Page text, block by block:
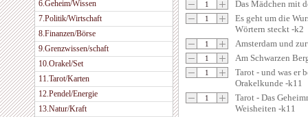
6.Geheim/Wissen
7.Politik/Wirtschaft
8.Finanzen/Börse
9.Grenzwissen/schaft
10.Orakel/Set
11.Tarot/Karten
12.Pendel/Energie
13.Natur/Kraft
Das Mädchen mit
Es geht um die
Wörtern steckt -k2
Amsterdam und
Am Schwarzen
Tarot - und was er
Orakelkunde -k11
Tarot - Das
Weisheiten -k11